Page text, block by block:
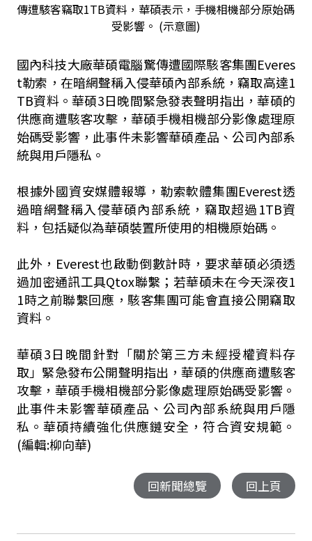
傳遭駭客竊取1TB資料，華碩表示，手機相機部分原始碼
受影響。 (示意圖)
國內科技大廠華碩電腦驚傳遭國際駭客集團Everes
t勒索，在暗網聲稱入侵華碩內部系統，竊取高達1
TB資料。華碩3日晚間緊急發表聲明指出，華碩的
供應商遭駭客攻擊，華碩手機相機部分影像處理原
始碼受影響，此事件未影響華碩產品、公司內部系
統與用戶隱私。
根據外國資安媒體報導，勒索軟體集團Everest透
過暗網聲稱入侵華碩內部系統，竊取超過1TB資
料，包括疑似為華碩裝置所使用的相機原始碼。
此外，Everest也啟動倒數計時，要求華碩必須透
過加密通訊工具Qtox聯繫；若華碩未在今天深夜1
1時之前聯繫回應，駭客集團可能會直接公開竊取
資料。
華碩3日晚間針對「關於第三方未經授權資料存
取」緊急發布公開聲明指出，華碩的供應商遭駭客
攻擊，華碩手機相機部分影像處理原始碼受影響。
此事件未影響華碩產品、公司內部系統與用戶隱
私。華碩持續強化供應鏈安全，符合資安規範。
(編輯:柳向華)
回新聞總覽 回上頁